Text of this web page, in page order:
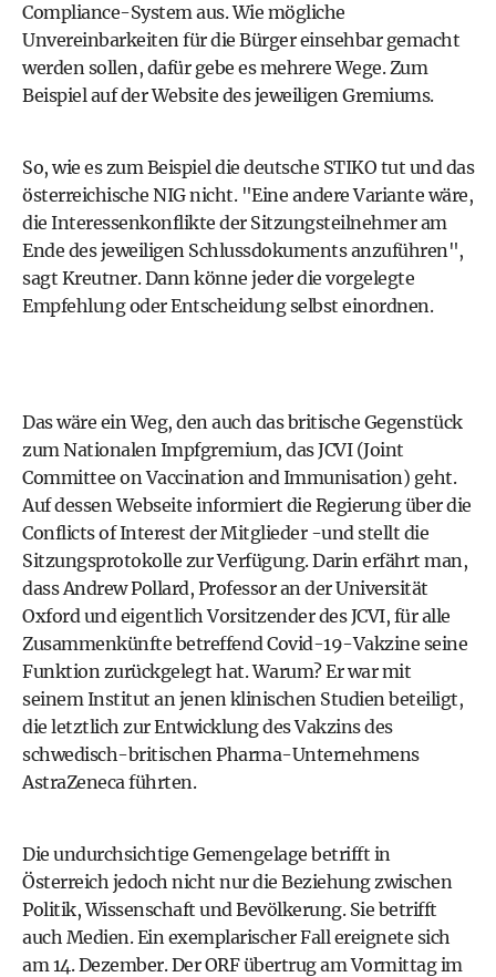
Compliance-System aus. Wie mögliche
Unvereinbarkeiten für die Bürger einsehbar gemacht
werden sollen, dafür gebe es mehrere Wege. Zum
Beispiel auf der Website des jeweiligen Gremiums.
So, wie es zum Beispiel die deutsche STIKO tut und das
österreichische NIG nicht. "Eine andere Variante wäre,
die Interessenkonflikte der Sitzungsteilnehmer am
Ende des jeweiligen Schlussdokuments anzuführen",
sagt Kreutner. Dann könne jeder die vorgelegte
Empfehlung oder Entscheidung selbst einordnen.
Das wäre ein Weg, den auch das britische Gegenstück
zum Nationalen Impfgremium, das JCVI (Joint
Committee on Vaccination and Immunisation) geht.
Auf dessen Webseite informiert die Regierung über die
Conflicts of Interest der Mitglieder -und stellt die
Sitzungsprotokolle zur Verfügung. Darin erfährt man,
dass Andrew Pollard, Professor an der Universität
Oxford und eigentlich Vorsitzender des JCVI, für alle
Zusammenkünfte betreffend Covid-19-Vakzine seine
Funktion zurückgelegt hat. Warum? Er war mit
seinem Institut an jenen klinischen Studien beteiligt,
die letztlich zur Entwicklung des Vakzins des
schwedisch-britischen Pharma-Unternehmens
AstraZeneca führten.
Die undurchsichtige Gemengelage betrifft in
Österreich jedoch nicht nur die Beziehung zwischen
Politik, Wissenschaft und Bevölkerung. Sie betrifft
auch Medien. Ein exemplarischer Fall ereignete sich
am 14. Dezember. Der ORF übertrug am Vormittag im